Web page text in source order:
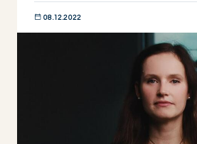
08.12.2022